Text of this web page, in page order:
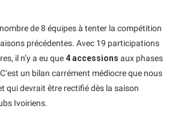
de 8 équipes à tenter la compétition
précédentes. Avec 19 participations
il n’y a eu que4 accessions aux phases
un bilan carrément médiocre que nous
qui devrait être rectifié dès la saison
Ivoiriens.